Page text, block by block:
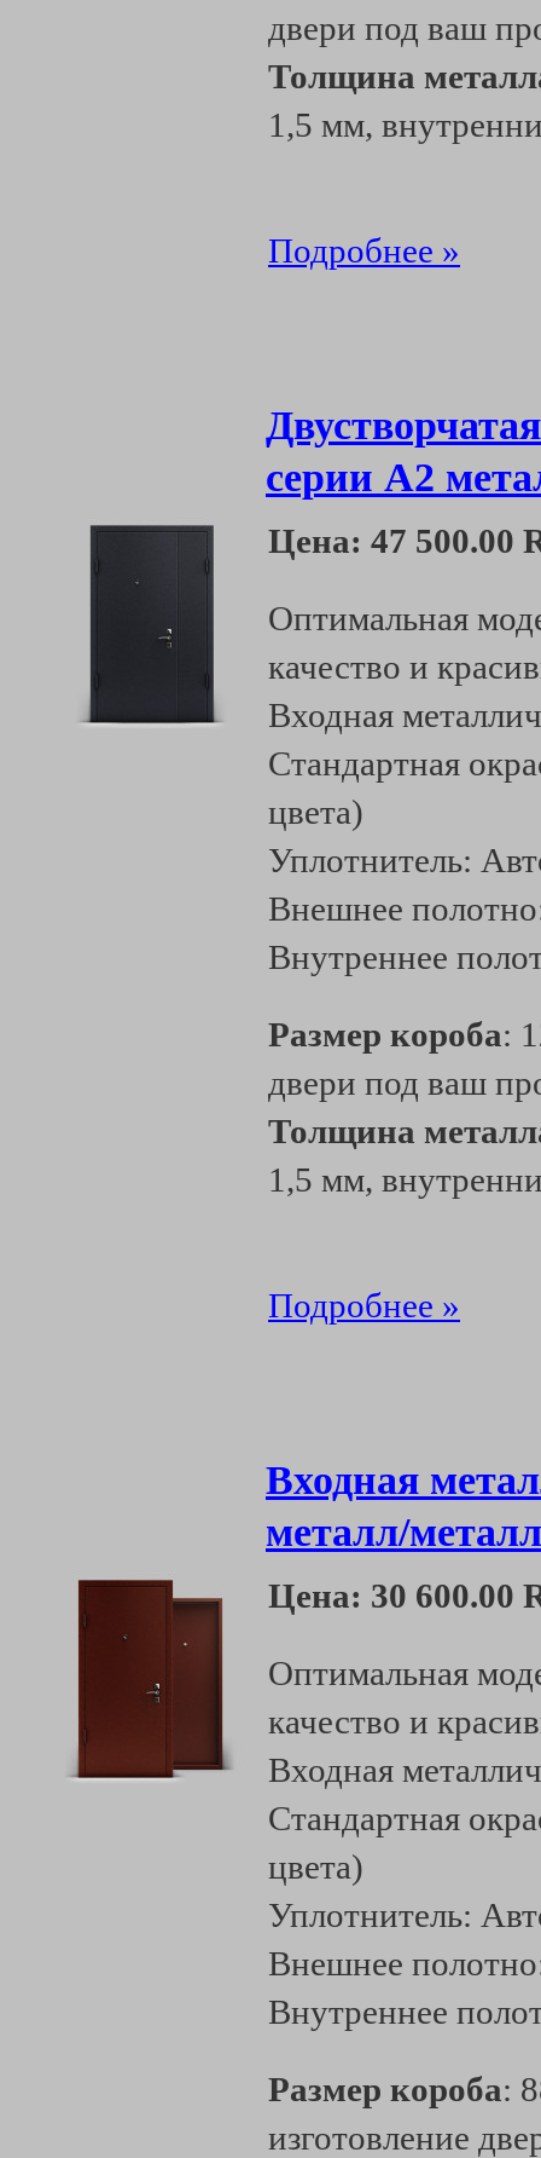
двери под ваш
Толщина
1,5 мм,
Подробнее »
серии А2
Цена: 47 500.00
Оптимальная
качество и
Входная
Стандартная
цвета)
Уплотнитель:
Внешнее
Внутреннее
Размер короба:
двери под ваш
Толщина
1,5 мм,
Подробнее »
Входная
металл/
Цена: 30 600.00
Оптимальная
качество и
Входная
Стандартная
цвета)
Уплотнитель:
Внешнее
Внутреннее
Размер короба:
изготовление